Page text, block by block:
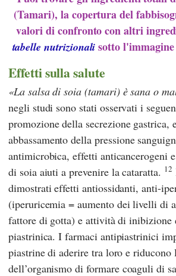
(Tamari), la copertura del
valori di confronto con altri
tabelle nutrizionali sotto
Effetti sulla salute
La salsa di soia (tamari) è sana o
negli studi sono stati osservati i
promozione della secrezione gastrica,
abbassamento della pressione
antimicrobica, effetti anticancerogeni
di soia aiuti a prevenire la cataratta. 12
dimostrati effetti antiossidanti, anti-
(iperuricemia = aumento dei livelli di
fattore di gotta) e attività di inibizione
piastrinica. I farmaci antipiastrinici
piastrine di aderire tra loro e riducono
dell’organismo di formare coaguli di